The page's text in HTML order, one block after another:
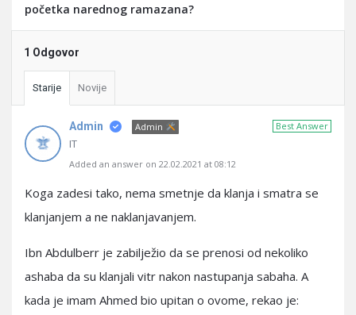
početka narednog ramazana?
1 Odgovor
Starije Novije
Best Answer
Admin Admin
IT
Added an answer on 22.02.2021 at 08:12
Koga zadesi tako, nema smetnje da klanja i smatra se
klanjanjem a ne naklanjavanjem.
Ibn Abdulberr je zabilježio da se prenosi od nekoliko
ashaba da su klanjali vitr nakon nastupanja sabaha. A
kada je imam Ahmed bio upitan o ovome, rekao je: